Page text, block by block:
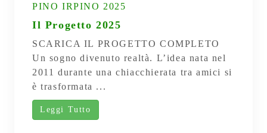
PINO IRPINO 2025
Il Progetto 2025
SCARICA IL PROGETTO COMPLETO
Un sogno divenuto realtà. L’idea nata nel
2011 durante una chiacchierata tra amici si
è trasformata ...
Leggi Tutto